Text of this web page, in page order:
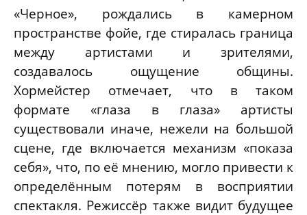
«Черное», рождались в камерном
пространстве фойе, где стиралась граница
между артистами и зрителями,
создавалось ощущение общины.
Хормейстер отмечает, что в таком
формате «глаза в глаза» артисты
существовали иначе, нежели на большой
сцене, где включается механизм «показа
себя», что, по её мнению, могло привести к
определённым потерям в восприятии
спектакля. Режиссёр также видит будущее